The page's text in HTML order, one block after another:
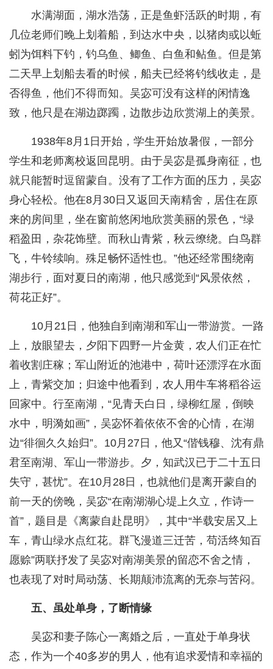
水满湖面，湖水浩荡，正是鱼虾活跃的时期，有
几位老师们晚上划着船，到达水中央，以猪肉或以蚯
蚓为饵料下钓，钓乌鱼、鲫鱼、白鱼和鲇鱼。但是第
二天早上划船去看的时候，船夫已经将钓线收走，是
否得鱼，他们不得而知。吴宓可没有这样的闲情逸
致，他只是在湖边踯躅，边散步边欣赏湖上的美景。
1938年8月1日开始，学生开始放暑假，一部分
学生和老师离校返回昆明。由于吴宓是孤身南征，也
就只能暂时逗留蒙自。没有了工作方面的压力，吴宓
身心轻松。他在8月30日又返回天南精舍，居住在原
来的房间里，坐在窗前悠闲地欣赏美丽的景色，“绿
稻盈田，杂花饰壁。而秋山青紫，秋云缭绕。白鸟群
飞，牛铃续响。殊足畅怀适性也。”他还经常围绕南
湖步行，面对夏日的南湖，他只感觉到“风景依然，
荷花正好”。
10月21日，他独自到南湖和军山一带游赏。一路
上，放眼望去，夕阳下四野一片金黄，农人们正在忙
着收割庄稼；军山附近的池港中，荷叶还漂浮在水面
上，青紫交加；归途中他看到，农人用牛车将稻谷运
回家中。行至南湖，“见青天白日，绿柳红屋，倒映
水中，明漪如画”，吴宓怀着依依不舍的心情，在湖
边“徘徊久久始归”。10月27日，他又“偕钱穆、沈有鼎
君至南湖、军山一带游步。夕，知武汉已于二十五日
失守，甚忧”。在10月28日，也就他们是离开蒙自的
前一天的傍晚，吴宓“在南湖湖心堤上久立，作诗一
首”，题目是《离蒙自赴昆明》，其中“半载安居又上
车，青山绿水点红花。群飞漫道三迁苦，苟活终知百
愿赊”两联抒发了吴宓对南湖美景的留恋不舍之情，
也表现了对时局动荡、长期颠沛流离的无奈与苦闷。
五、虽处单身，了断情缘
吴宓和妻子陈心一离婚之后，一直处于单身状
态，作为一个40多岁的男人，他有追求爱情和幸福的